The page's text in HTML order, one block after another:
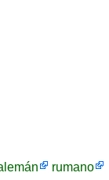
rumano